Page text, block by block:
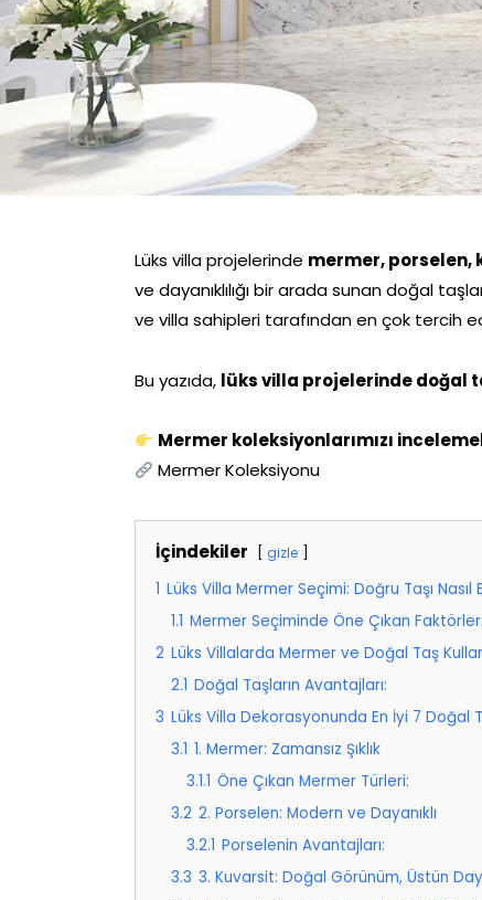
Lüks villa projelerinde mermer, porselen,
ve dayanıklılığı bir arada sunan doğal
ve villa sahipleri tarafından en çok tercih
Bu yazıda, lüks villa projelerinde doğal
Mermer koleksiyonlarımızı
Mermer Koleksiyonu
İçindekiler gizle
1 Lüks Villa Mermer Seçimi: Doğru Taşı Nasıl
1.1 Mermer Seçiminde Öne Çıkan Faktörler:
2 Lüks Villalarda Mermer ve Doğal Taş
2.1 Doğal Taşların Avantajları:
3 Lüks Villa Dekorasyonunda En İyi 7 Doğal
3.1 1. Mermer: Zamansız Şıklık
3.1.1 Öne Çıkan Mermer Türleri:
3.2 2. Porselen: Modern ve Dayanıklı
3.2.1 Porselenin Avantajları:
3.3 3. Kuvarsit: Doğal Görünüm, Üstün